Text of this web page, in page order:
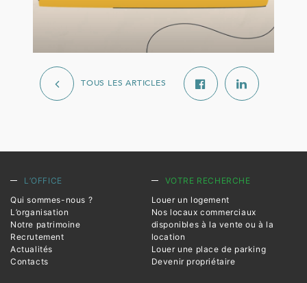
TOUS LES ARTICLES
L’OFFICE
Qui sommes-nous ?
L’organisation
Notre patrimoine
Recrutement
Actualités
Contacts
VOTRE RECHERCHE
Louer un logement
Nos locaux commerciaux
disponibles à la vente ou à la
location
Louer une place de parking
Devenir propriétaire